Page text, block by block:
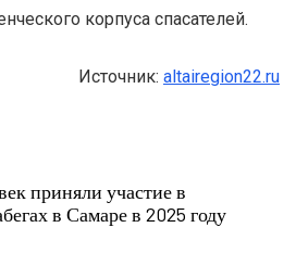
корпуса спасателей.
Источник: altairegion22.ru
приняли участие в
в Самаре в 2025 году